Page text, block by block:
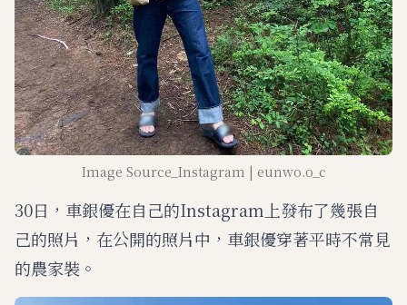
Image Source_Instagram | eunwo.o_c
30日，車銀優在自己的Instagram上發布了幾張自
己的照片，在公開的照片中，車銀優穿著平時不常見
的農家裝。